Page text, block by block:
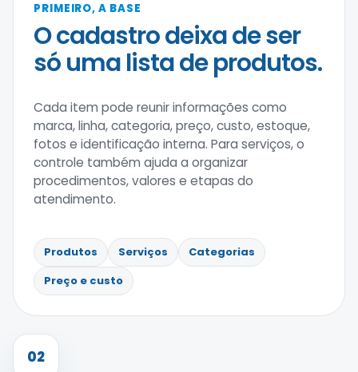
PRIMEIRO, A BASE
O cadastro deixa de ser
só uma lista de produtos.
Cada item pode reunir informações como
marca, linha, categoria, preço, custo, estoque,
fotos e identificação interna. Para serviços, o
controle também ajuda a organizar
procedimentos, valores e etapas do
atendimento.
Produtos Serviços
Categorias
Preço e custo
02